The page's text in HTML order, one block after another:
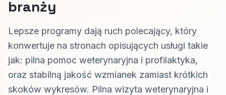
branży
Lepsze programy dają ruch polecający, który
konwertuje na stronach opisujących usługi takie
jak: pilna pomoc weterynaryjna i profilaktyka,
oraz stabilną jakość wzmianek zamiast krótkich
skoków wykresów. Pilna wizyta weterynaryjna i